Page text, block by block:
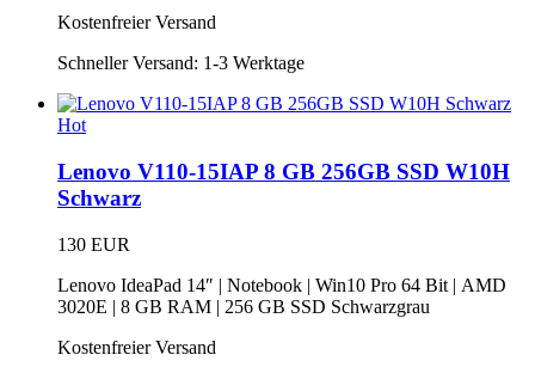
war:
Kostenfreier Versand
Schneller Versand: 1-3 Werktage
Hot
Lenovo V110-15IAP 8 GB 256GB SSD W10H
Schwarz
130 EUR
Lenovo IdeaPad 14″ | Notebook | Win10 Pro 64 Bit | AMD
3020E | 8 GB RAM | 256 GB SSD Schwarzgrau
Kostenfreier Versand